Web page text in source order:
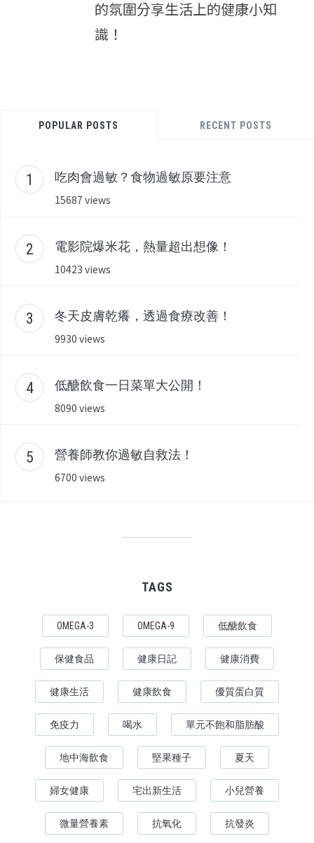
的氛圍分享生活上的健康小知
識！
POPULAR POSTS RECENT POSTS
吃肉會過敏？食物過敏原要注意
15687 views
電影院爆米花，熱量超出想像！
10423 views
冬天皮膚乾癢，透過食療改善！
9930 views
低醣飲食一日菜單大公開！
8090 views
營養師教你過敏自救法！
6700 views
TAGS
OMEGA-3 OMEGA-9 低醣飲食
保健食品 健康日記 健康消費
健康生活 健康飲食 優質蛋白質
免疫力 喝水 單元不飽和脂肪酸
地中海飲食 堅果種子 夏天
婦女健康 宅出新生活 小兒營養
微量營養素 抗氧化 抗發炎